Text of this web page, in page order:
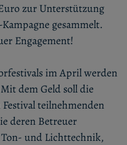
zur Unterstützung
gesammelt.
Engagement!
im April werden
dem Geld soll die
teilnehmenden
deren Betreuer
und Lichttechnik,